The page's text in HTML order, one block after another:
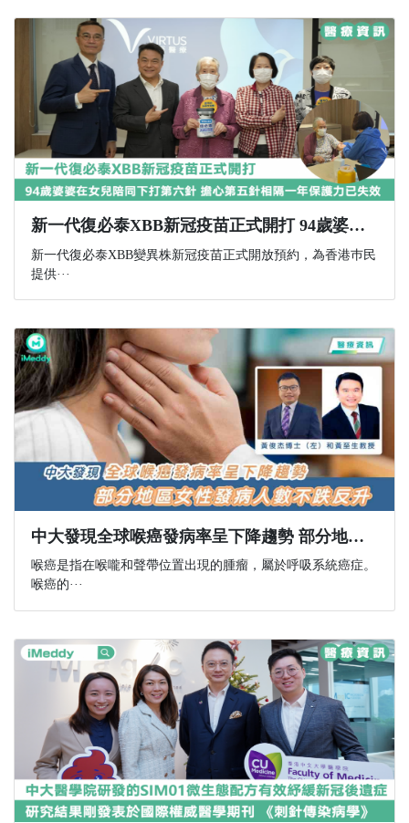
新一代復必泰XBB新冠疫苗正式開打 94歲婆婆在女兒陪同下打第六針 擔心第五針相隔一年保護力已失效
新一代復必泰XBB變異株新冠疫苗正式開放預約，為香港巿民
提供···
中大發現全球喉癌發病率呈下降趨勢 部分地區女性發病人數不跌反升
喉癌是指在喉嚨和聲帶位置出現的腫瘤，屬於呼吸系統癌症。
喉癌的···